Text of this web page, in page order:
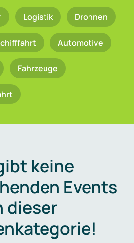
Logistik Drohnen
Automotive
Fahrzeuge
keine
Events
dieser